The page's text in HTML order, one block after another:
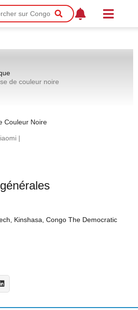
de couleur noire
Couleur Noire
|
Kinshasa, Congo The Democratic